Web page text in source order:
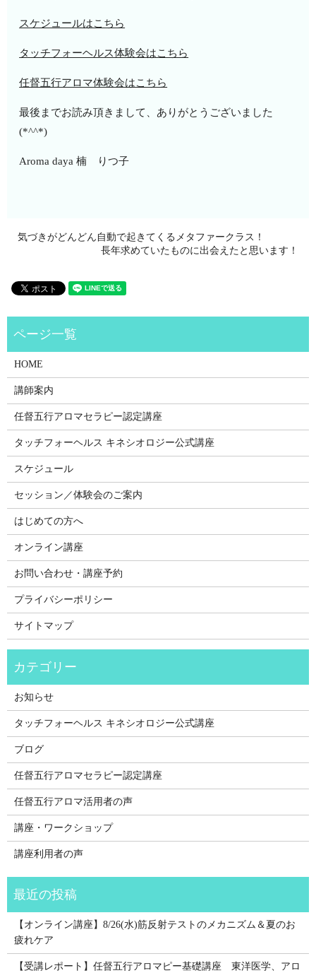
スケジュールはこちら
タッチフォーヘルス体験会はこちら
任督五行アロマ体験会はこちら
最後までお読み頂きまして、ありがとうございました
(*^^*)
Aroma daya 楠 りつ子
気づきがどんどん自動で起きてくるメタファークラス！
長年求めていたものに出会えたと思います！
HOME
講師案内
任督五行アロマセラピー認定講座
タッチフォーヘルス キネシオロジー公式講座
スケジュール
セッション／体験会のご案内
はじめての方へ
オンライン講座
お問い合わせ・講座予約
プライバシーポリシー
サイトマップ
お知らせ
タッチフォーヘルス キネシオロジー公式講座
ブログ
任督五行アロマセラピー認定講座
任督五行アロマ活用者の声
講座・ワークショップ
講座利用者の声
【オンライン講座】8/26(水)筋反射テストのメカニズム＆夏のお
疲れケア
【受講レポート】任督五行アロマピー基礎講座 東洋医学、アロ